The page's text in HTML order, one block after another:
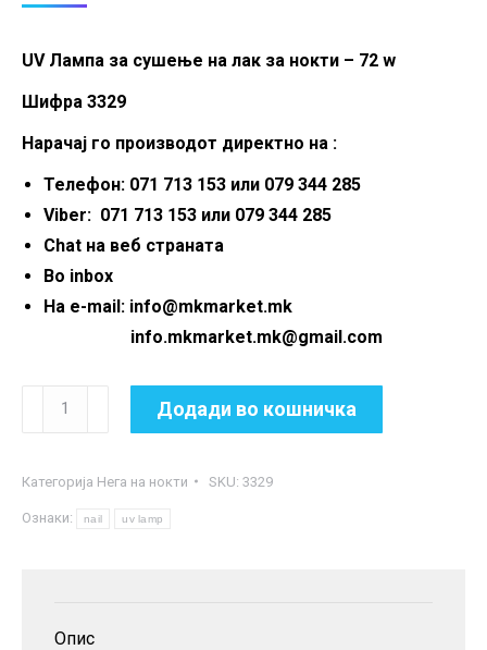
UV Лампа за сушење на лак за нокти – 72 w
Шифра 3329
Нарачај го производот директно на :
Телефон: 071 713 153 или 079 344 285
Viber: 071 713 153 или 079 344 285
Chat на веб страната
Во inbox
На e-mail: info@mkmarket.mk
info.mkmarket.mk@gmail.com
Лампа
сушење
на
Додади во кошничка
Категорија Нега на нокти SKU: 3329
Ознаки: nail uv lamp
Опис